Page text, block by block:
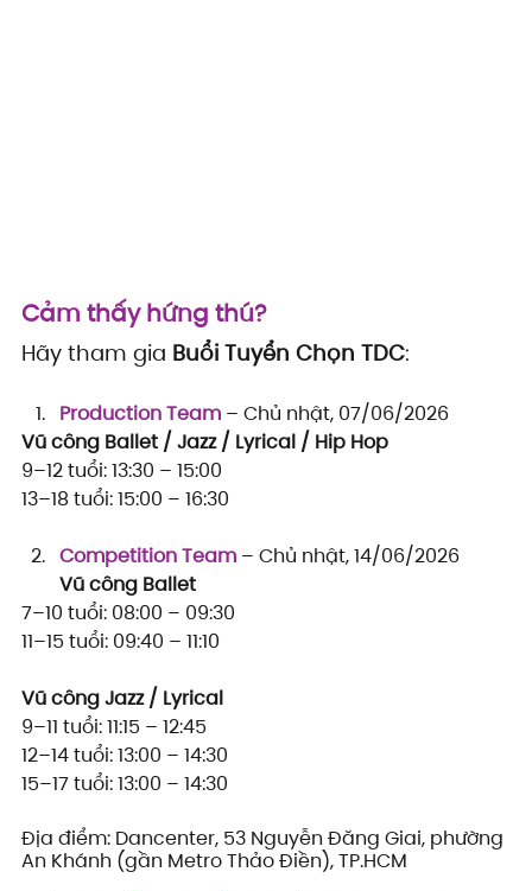
Cảm thấy hứng thú?
Hãy tham gia Buổi Tuyển Chọn TDC:
Production Team – Chủ nhật, 07/06/2026
Vũ công Ballet / Jazz / Lyrical / Hip Hop
9–12 tuổi: 13:30 – 15:00
13–18 tuổi: 15:00 – 16:30
Competition Team – Chủ nhật, 14/06/2026
Vũ công Ballet
7–10 tuổi: 08:00 – 09:30
11–15 tuổi: 09:40 – 11:10
Vũ công Jazz / Lyrical
9–11 tuổi: 11:15 – 12:45
12–14 tuổi: 13:00 – 14:30
15–17 tuổi: 13:00 – 14:30
Địa điểm: Dancenter, 53 Nguyễn Đăng Giai, phường
An Khánh (gần Metro Thảo Điền), TP.HCM